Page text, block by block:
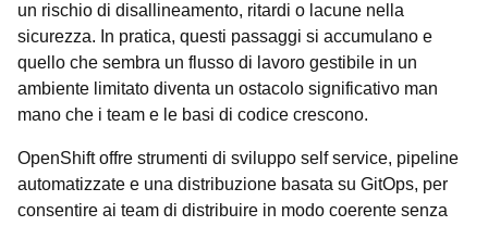
un rischio di disallineamento, ritardi o lacune nella
sicurezza. In pratica, questi passaggi si accumulano e
quello che sembra un flusso di lavoro gestibile in un
ambiente limitato diventa un ostacolo significativo man
mano che i team e le basi di codice crescono.
OpenShift offre strumenti di sviluppo self service, pipeline
automatizzate e una distribuzione basata su GitOps, per
consentire ai team di distribuire in modo coerente senza